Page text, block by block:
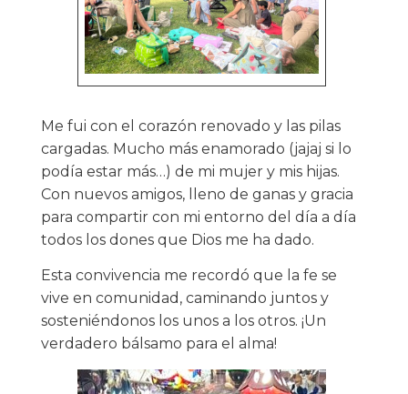
Me fui con el corazón renovado y las pilas
cargadas. Mucho más enamorado (jajaj si lo
podía estar más…) de mi mujer y mis hijas.
Con nuevos amigos, lleno de ganas y gracia
para compartir con mi entorno del día a día
todos los dones que Dios me ha dado.
Esta convivencia me recordó que la fe se
vive en comunidad, caminando juntos y
sosteniéndonos los unos a los otros. ¡Un
verdadero bálsamo para el alma!